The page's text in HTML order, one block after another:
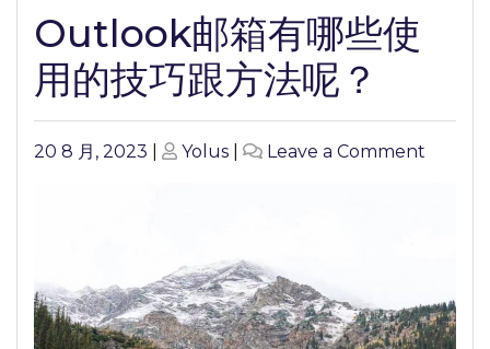
Outlook邮箱有哪些使
用的技巧跟方法呢？
Posted
20 8 月, 2023
Posted
Yolus Leave a Comment
些
使